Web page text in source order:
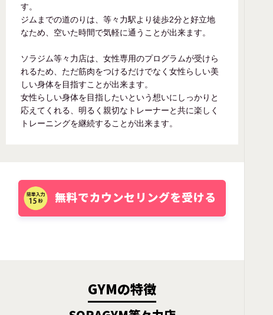
す。
ジムまでの道のりは、等々力駅より徒歩2分と好立地
なため、空いた時間で気軽に通うことが出来ます。
ソラジム等々力店は、女性専用のプログラムが受けら
れるため、ただ筋肉をつけるだけでなく女性らしい美
しい身体を目指すことが出来ます。
女性らしい身体を目指したいという想いにしっかりと
応えてくれる、明るく親切なトレーナーと共に楽しく
トレーニングを継続することが出来ます。
GYMの特徴